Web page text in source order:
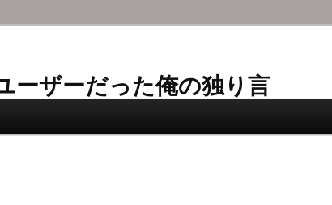
ーザーだった俺の独り言